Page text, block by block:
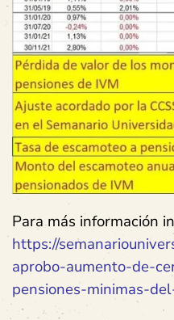
Para más información
https://
aprobo-aumento-de-
pensiones-minimas-